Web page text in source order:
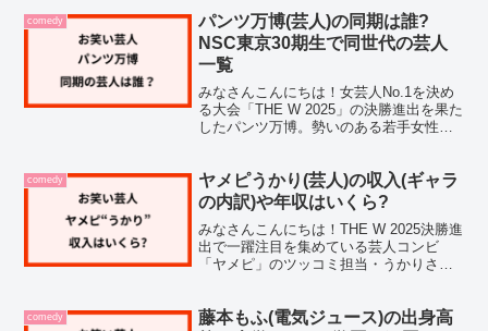
ませんか？私も気になって調べてみたの
ですが、意外と...
comedy
パンツ万博(芸人)の同期は誰?
NSC東京30期生で同世代の芸人
一覧
みなさんこんにちは！女芸人No.1を決め
る大会「THE W 2025」の決勝進出を果た
したパンツ万博。勢いのある若手女性コ
本興業に所属している芸人さんなんです
よ...
comedy
ヤメピうかり(芸人)の収入(ギャラ
の内訳)や年収はいくら?
みなさんこんにちは！THE W 2025決勝進
出で一躍注目を集めている芸人コンビ
「ヤメピ」のツッコミ担当・うかりさ
うかりさんの「ギャラや年収ってどれく
comedy
藤本もふ(電気ジュース)の出身高